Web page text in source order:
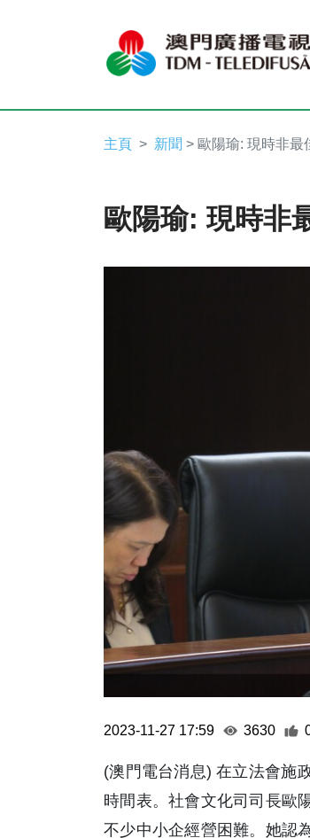
主頁 新聞 > 歐陽瑜: 現時非最
歐陽瑜: 現時非
2023-11-27 17:59 3630
(澳門電台消息) 在立法會施
時間表。社會文化司司長歐
不少中小企經營困難。她認